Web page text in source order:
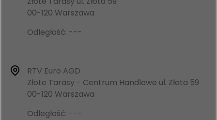
00-120 Warszawa
Odległość: ---
RTV Euro AGD
Złote Tarasy - Centrum Handlowe ul. Złota 59
00-120 Warszawa
Odległość: ---